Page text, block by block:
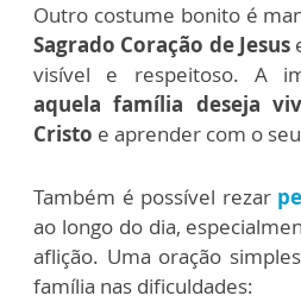
Outro costume bonito é
Sagrado Coração de Jesus
visível e respeitoso. A
aquela família deseja
Cristo e aprender com o
Também é possível rezar
ao longo do dia,
aflição. Uma oração
família nas dificuldades: